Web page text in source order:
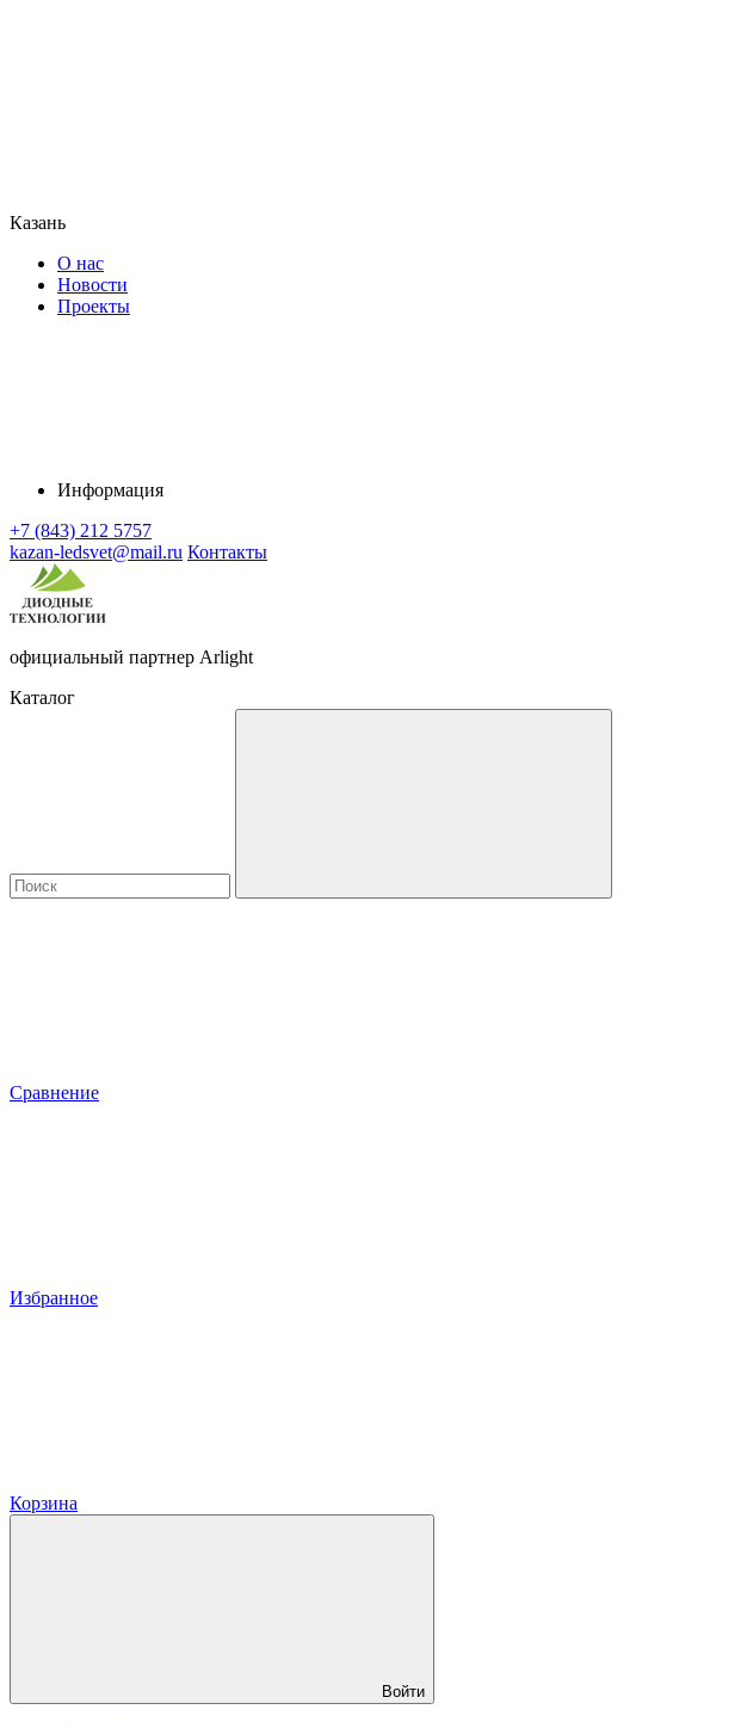
Казань
О нас
Новости
Проекты
Информация
+7 (843) 212 5757
kazan-ledsvet@mail.ru Контакты
официальный партнер Arlight
Каталог
Сравнение
Избранное
Корзина
Войти